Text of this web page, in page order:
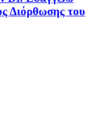
Διόρθωσης του